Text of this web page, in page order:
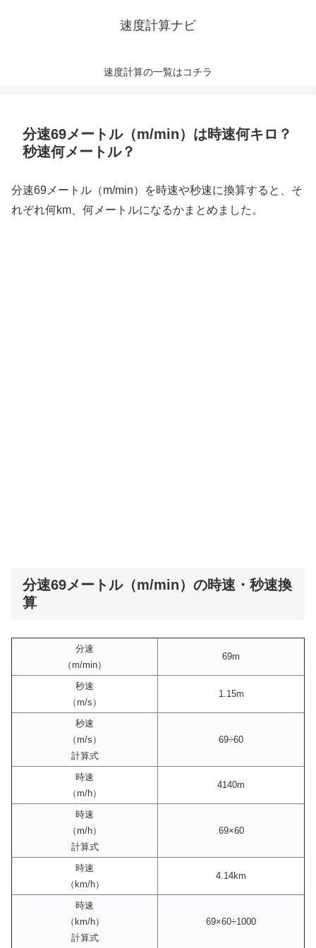
速度計算ナビ
速度計算の一覧はコチラ
分速69メートル（m/min）は時速何キロ？
秒速何メートル？
分速69メートル（m/min）を時速や秒速に換算すると、そ
れぞれ何km、何メートルになるかまとめました。
分速69メートル（m/min）の時速・秒速換
算
分速
（m/min）
69m
秒速
（m/s）
1.15m
秒速
（m/s）
計算式
69÷60
時速
（m/h）
4140m
時速
（m/h）
計算式
69×60
時速
（km/h）
4.14km
時速
（km/h）
計算式
69×60÷1000